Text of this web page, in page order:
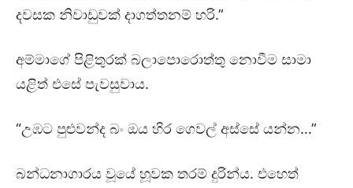
දවසක නිවාඩුවක් දාගත්තනම් හරි.”
අම්මාගේ පිළිතුරක් බලාපොරොත්තු නොවීම සාමා
යළිත් එසේ පැවසුවාය.
“උඹට පුළුවන්ද බං ඔය හිර ගෙවල් අස්සේ යන්න…”
බන්ධනාගාරය වූයේ හූවක තරම් දුරින්ය. එහෙත්